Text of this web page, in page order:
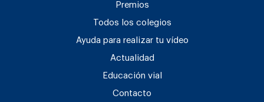
Premios
Todos los colegios
Ayuda para realizar tu vídeo
Actualidad
Educación vial
Contacto